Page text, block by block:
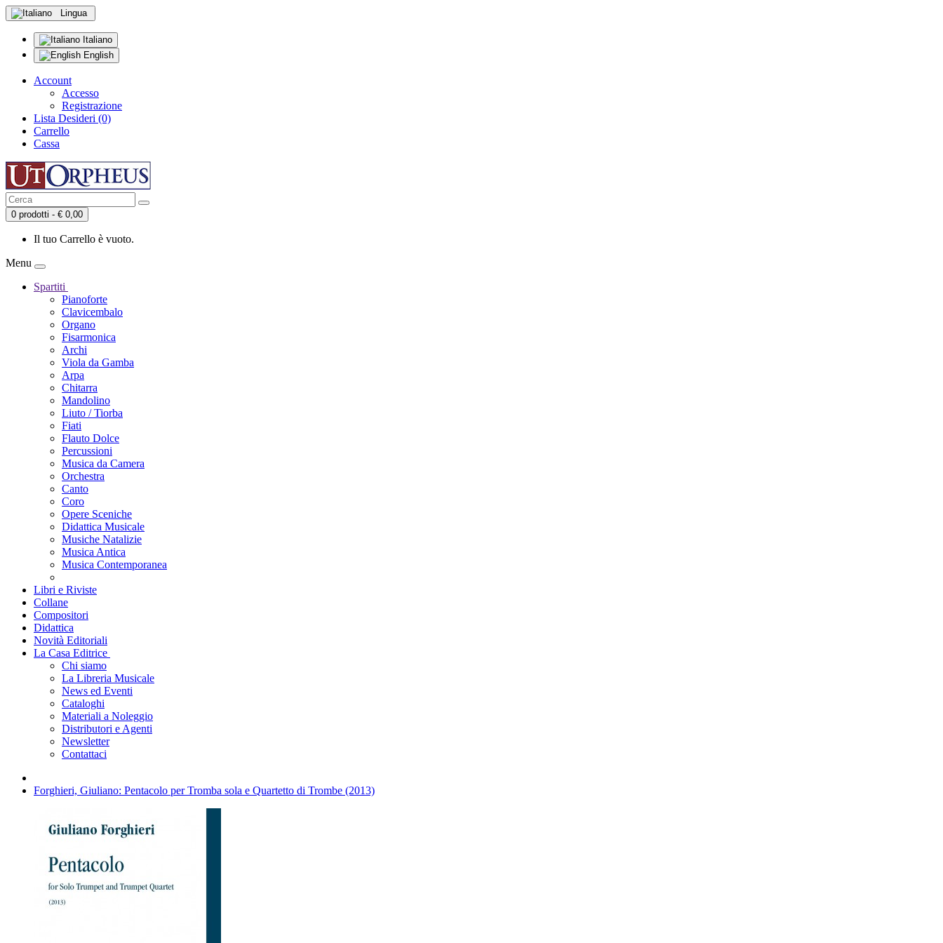
Lingua
Italiano
English
Account
Accesso
Registrazione
Lista Desideri (0)
Carrello
Cassa
0 prodotti - € 0,00
Il tuo Carrello è vuoto.
Menu
Spartiti
Pianoforte
Clavicembalo
Organo
Fisarmonica
Archi
Viola da Gamba
Arpa
Chitarra
Mandolino
Liuto / Tiorba
Fiati
Flauto Dolce
Percussioni
Musica da Camera
Orchestra
Canto
Coro
Opere Sceniche
Didattica Musicale
Musiche Natalizie
Musica Antica
Musica Contemporanea
Libri e Riviste
Collane
Compositori
Didattica
Novità Editoriali
La Casa Editrice
Chi siamo
La Libreria Musicale
News ed Eventi
Cataloghi
Materiali a Noleggio
Distributori e Agenti
Newsletter
Contattaci
Forghieri, Giuliano: Pentacolo per Tromba sola e Quartetto di Trombe (2013)